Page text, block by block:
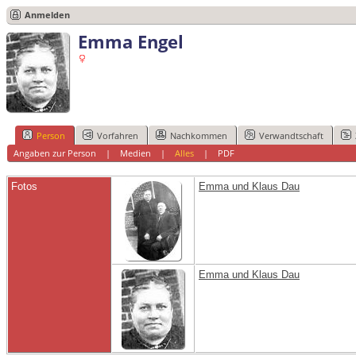
Anmelden
Emma Engel
Person Vorfahren Nachkommen Verwandtschaft
Angaben zur Person | Medien | Alles| PDF
Fotos Emma und Klaus Dau
Emma und Klaus Dau